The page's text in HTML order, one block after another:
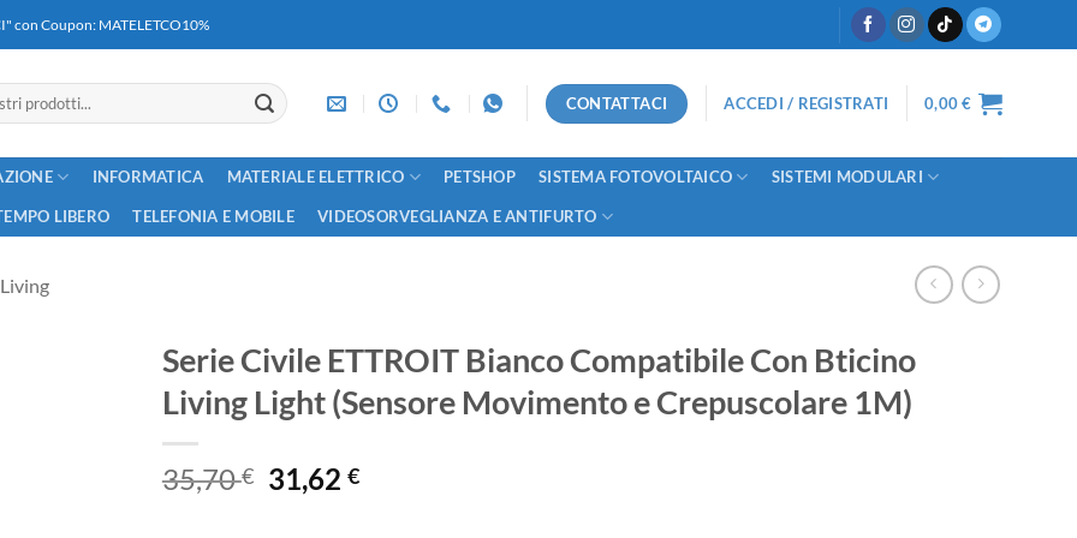
con Coupon: MATELETCO10%
CONTATTACI ACCEDI / REGISTRATI 0,00€
INFORMATICA MATERIALE ELETTRICO PETSHOP SISTEMA FOTOVOLTAICO SISTEMI MODULARI
LIBERO TELEFONIA E MOBILE VIDEOSORVEGLIANZA E ANTIFURTO
Serie Civile ETTROIT Bianco Compatibile Con Bticino
Living Light (Sensore Movimento e Crepuscolare 1M)
35,70€ Il
prezzo
31,62€Il